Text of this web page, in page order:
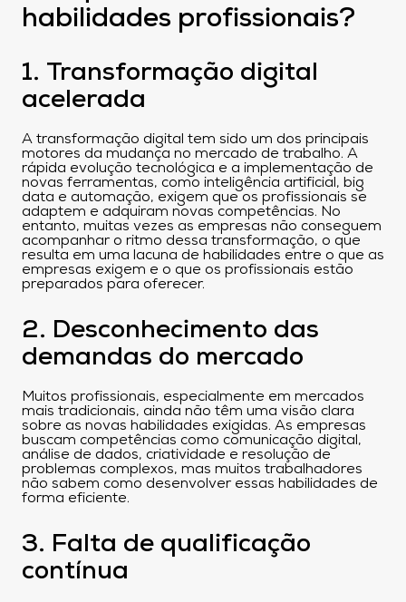
habilidades profissionais?
1. Transformação digital
acelerada
A transformação digital tem sido um dos principais
motores da mudança no mercado de trabalho. A
rápida evolução tecnológica e a implementação de
novas ferramentas, como inteligência artificial, big
data e automação, exigem que os profissionais se
adaptem e adquiram novas competências. No
entanto, muitas vezes as empresas não conseguem
acompanhar o ritmo dessa transformação, o que
resulta em uma lacuna de habilidades entre o que as
empresas exigem e o que os profissionais estão
preparados para oferecer.
2. Desconhecimento das
demandas do mercado
Muitos profissionais, especialmente em mercados
mais tradicionais, ainda não têm uma visão clara
sobre as novas habilidades exigidas. As empresas
buscam competências como comunicação digital,
análise de dados, criatividade e resolução de
problemas complexos, mas muitos trabalhadores
não sabem como desenvolver essas habilidades de
forma eficiente.
3. Falta de qualificação
contínua